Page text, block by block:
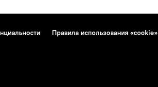
Правила использования «cookie»